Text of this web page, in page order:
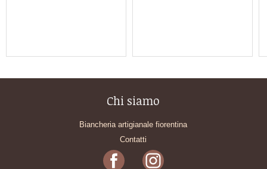
Chi siamo
Biancheria artigianale fiorentina
Contatti